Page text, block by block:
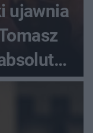
ujawnia